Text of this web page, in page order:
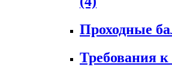
Проходные
Требования